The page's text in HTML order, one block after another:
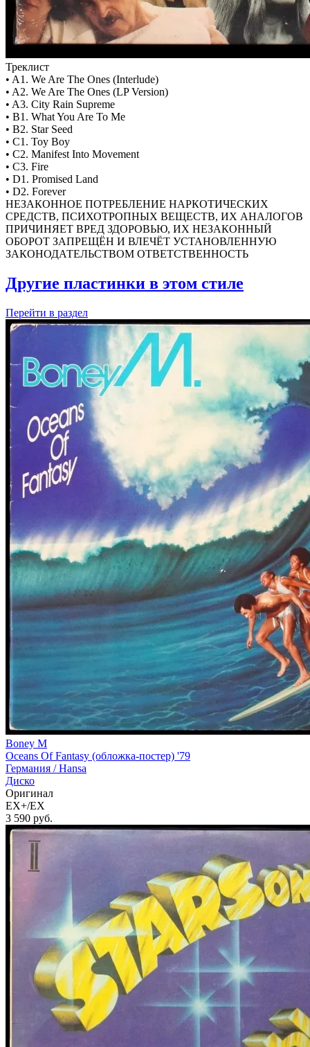
Треклист
• A1. We Are The Ones (Interlude)
• A2. We Are The Ones (LP Version)
• A3. City Rain Supreme
• B1. What You Are To Me
• B2. Star Seed
• C1. Toy Boy
• C2. Manifest Into Movement
• C3. Fire
• D1. Promised Land
• D2. Forever
НЕЗАКОННОЕ ПОТРЕБЛЕНИЕ НАРКОТИЧЕСКИХ
СРЕДСТВ, ПСИХОТРОПНЫХ ВЕЩЕСТВ, ИХ АНАЛОГОВ
ПРИЧИНЯЕТ ВРЕД ЗДОРОВЬЮ, ИХ НЕЗАКОННЫЙ
ОБОРОТ ЗАПРЕЩЁН И ВЛЕЧЁТ УСТАНОВЛЕННУЮ
ЗАКОНОДАТЕЛЬСТВОМ ОТВЕТСТВЕННОСТЬ
Другие пластинки в этом стиле
Перейти в раздел
Boney M
Oceans Of Fantasy (обложка-постер) '79
Германия /Hansa
Диско
Оригинал
EX+/EX
3 590 руб.